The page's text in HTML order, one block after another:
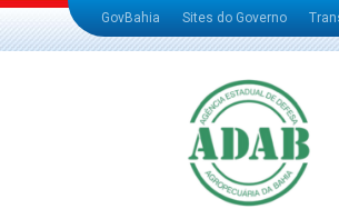
GovBahia Sites do Governo